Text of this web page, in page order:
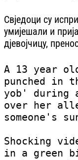
Свједоци су
умијешали и
дјевојчицу,
A 13 year
punched in
yob' during
over her
someone's
Shocking
in a green